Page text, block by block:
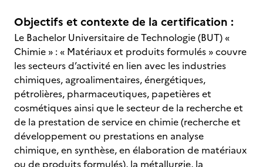
Objectifs et contexte de la certification :
Le Bachelor Universitaire de Technologie (BUT) «
Chimie » : « Matériaux et produits formulés » couvre
les secteurs d’activité en lien avec les industries
chimiques, agroalimentaires, énergétiques,
pétrolières, pharmaceutiques, papetières et
cosmétiques ainsi que le secteur de la recherche et
de la prestation de service en chimie (recherche et
développement ou prestations en analyse
chimique, en synthèse, en élaboration de matériaux
ou de produits formulés), la métallurgie, la